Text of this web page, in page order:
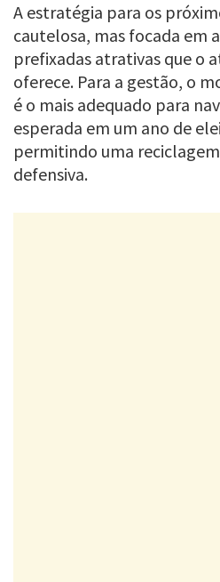
A estratégia para os
cautelosa, mas focada em
prefixadas atrativas que o
oferece. Para a gestão, o
é o mais adequado para
esperada em um ano de
permitindo uma
defensiva.